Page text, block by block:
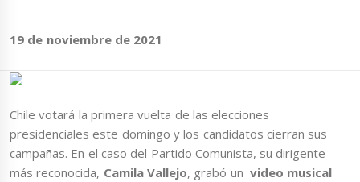
19 de noviembre de 2021
Chile votará la primera vuelta de las elecciones
presidenciales este domingo y los candidatos cierran sus
campañas. En el caso del Partido Comunista, su dirigente
más reconocida, Camila Vallejo, grabó unvideo musical